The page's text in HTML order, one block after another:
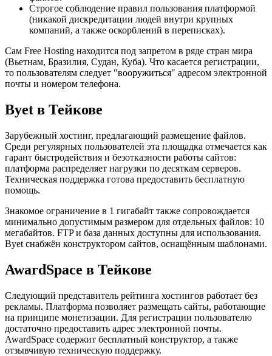
Строгое соблюдение правил пользования платформой
(никакой дискредитации людей внутри крупных
компаний, а также оскорблений в переписках).
Сам Free Hosting находится под запретом в ряде стран мира
(Вьетнам, Бразилия, Судан, Куба). Что касается регистрации,
то пользователям следует "вооружиться" адресом электронной
почты и номером телефона.
Byet в Тейкове
Зарубежный хостинг, предлагающий размещение файлов.
Среди регулярных пользователей эта площадка отмечается как
гарант быстродействия и безотказности работы сайтов:
платформа распределяет нагрузки по десяткам серверов.
Техническая поддержка готова предоставить бесплатную
помощь.
Знакомое ограничение в 1 гигабайт также сопровождается
минимально допустимым размером для отдельных файлов: 10
мегабайтов. FTP и база данных доступны для использования.
Byet снабжён конструктором сайтов, оснащённым шаблонами.
AwardSpace в Тейкове
Следующий представитель рейтинга хостингов работает без
рекламы. Платформа позволяет размещать сайты, работающие
на принципе монетизации. Для регистрации пользователю
достаточно предоставить адрес электронной почты.
AwardSpace содержит бесплатный конструктор, а также
отзывчивую техническую поддержку.